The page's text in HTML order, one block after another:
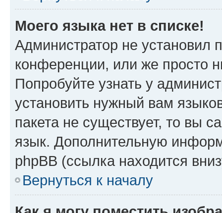
Моего языка нет в списке!
Администратор не установил
конференции, или же просто
Попробуйте узнать у
установить нужный вам
пакета не существует, то вы
язык. Дополнительную
phpBB (ссылка находится
Вернуться к началу